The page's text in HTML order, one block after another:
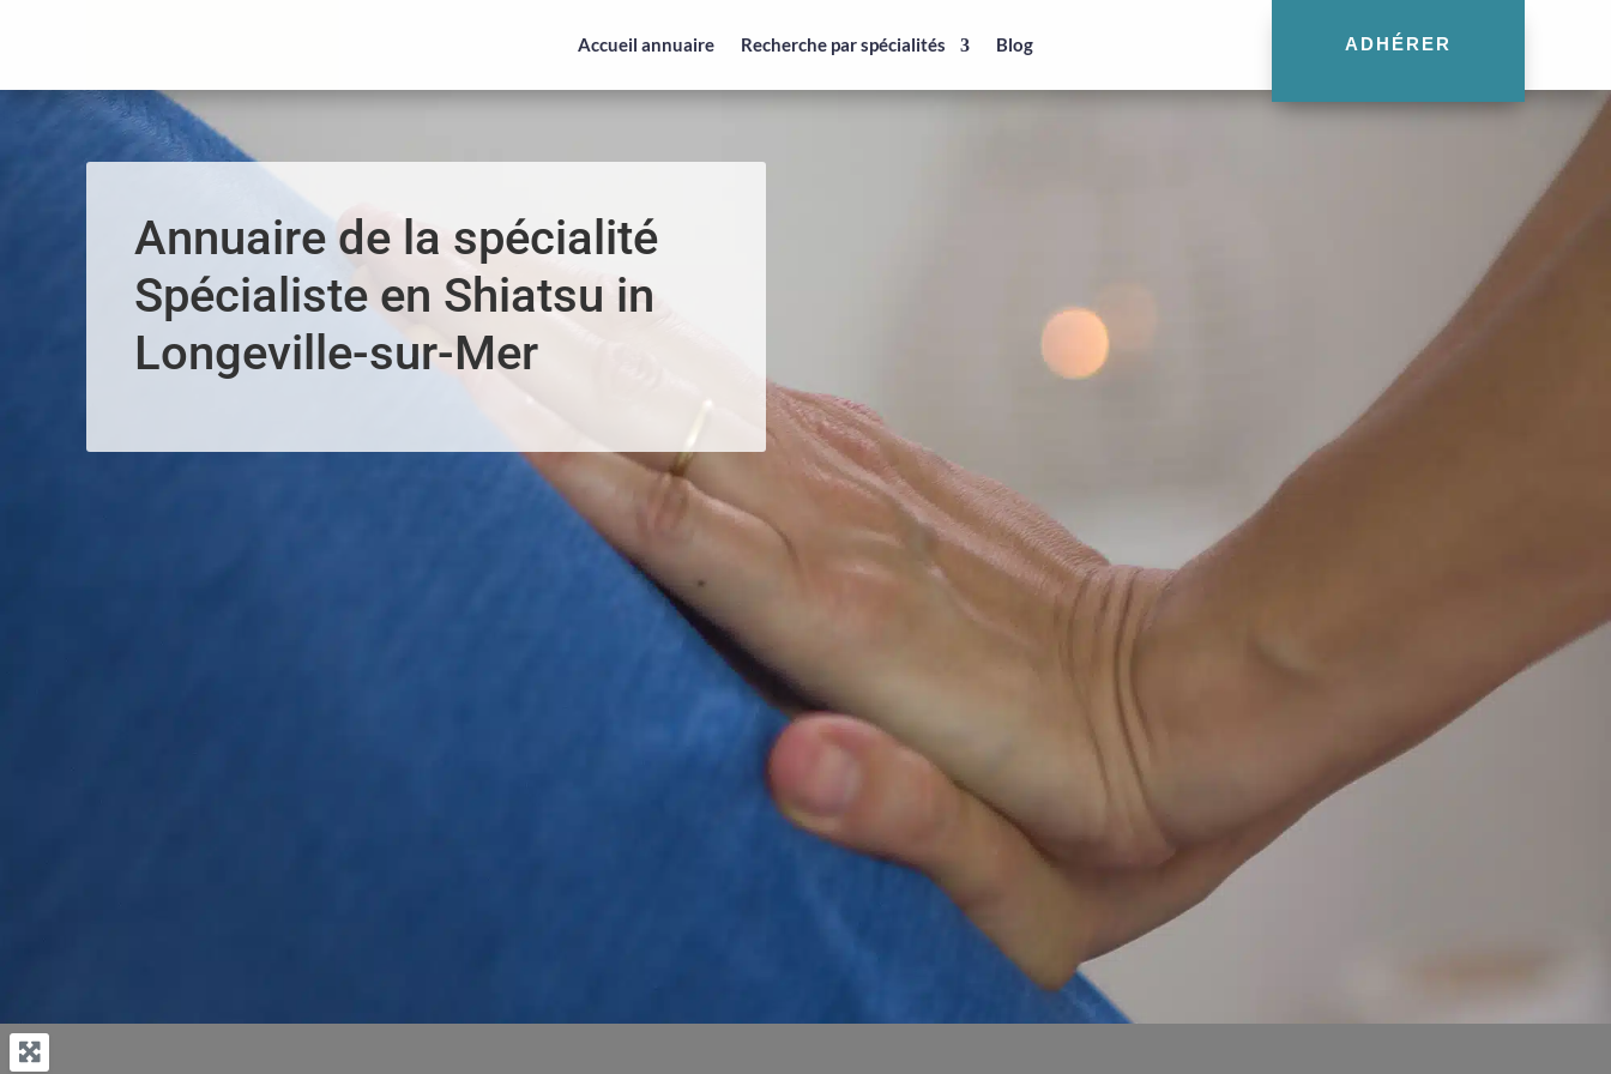
Accueil annuaire Recherche par spécialités Blog ADHÉRER
Annuaire de la spécialité
Spécialiste en Shiatsu in
Longeville-sur-Mer